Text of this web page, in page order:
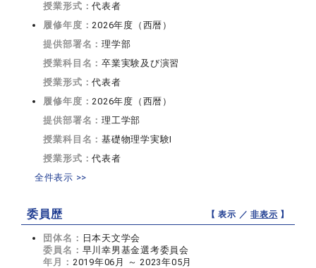
授業形式：代表者
履修年度：2026年度（西暦）
提供部署名：理学部
授業科目名：卒業実験及び演習
授業形式：代表者
履修年度：2026年度（西暦）
提供部署名：理工学部
授業科目名：基礎物理学実験I
授業形式：代表者
全件表示 >>
委員歴 【 表示 ／非表示 】
団体名： 日本天文学会
委員名： 早川幸男基金選考委員会
年月： 2019年06月 ～ 2023年05月